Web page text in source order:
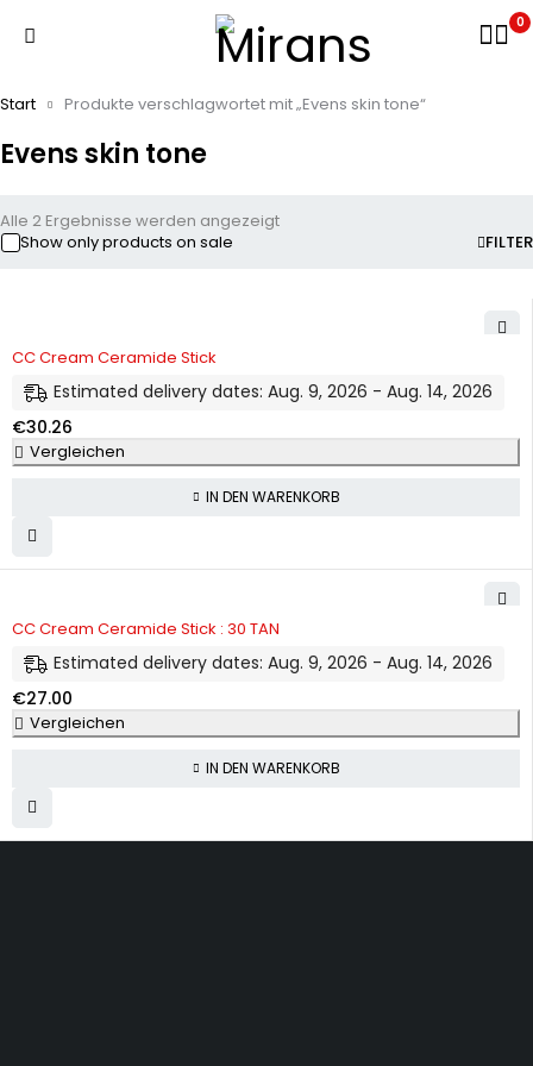
0
Evens skin tone
Start Produkte verschlagwortet mit „Evens skin tone“
FILTER
Alle 2 Ergebnisse werden angezeigt
Show only products on sale
CC Cream Ceramide Stick
Estimated delivery dates: Aug. 9, 2026 - Aug. 14, 2026
€30.26
Vergleichen
IN DEN WARENKORB
CC Cream Ceramide Stick : 30 TAN
Estimated delivery dates: Aug. 9, 2026 - Aug. 14, 2026
€27.00
Vergleichen
IN DEN WARENKORB